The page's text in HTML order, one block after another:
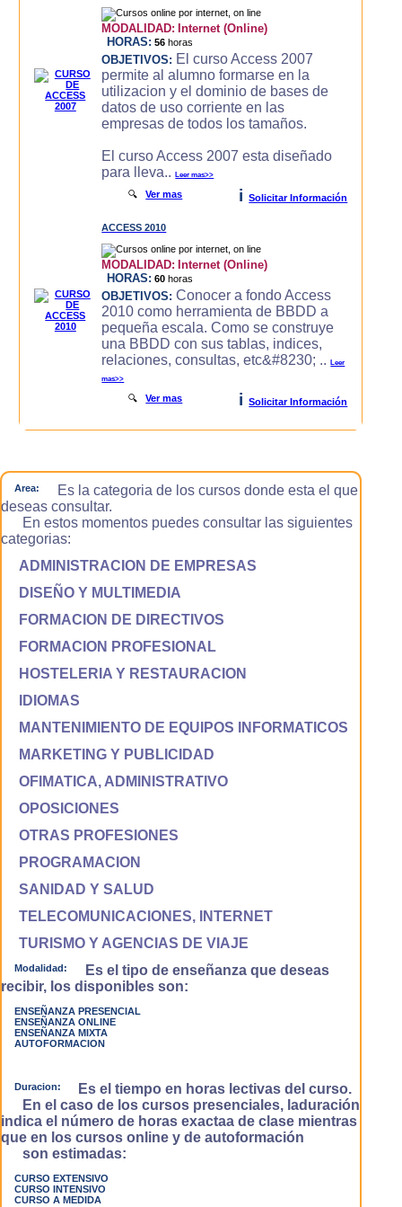
MODALIDAD: Internet (Online)
HORAS: 56 horas
OBJETIVOS: El curso Access 2007
permite al alumno formarse en la
utilizacion y el dominio de bases de
datos de uso corriente en las
empresas de todos los tamaños.
El curso Access 2007 esta diseñado
para lleva..Leer mas>>
🔍Ver mas i Solicitar Información
ACCESS 2010
MODALIDAD: Internet (Online)
HORAS: 60 horas
OBJETIVOS: Conocer a fondo Access
2010 como herramienta de BBDD a
pequeña escala. Como se construye
una BBDD con sus tablas, indices,
relaciones, consultas, etc&#8230; ..Leer
mas>>
🔍Ver mas i Solicitar Información
Area:
Es la categoria de los cursos donde esta el que
deseas consultar.
En estos momentos puedes consultar las siguientes
categorias:
ADMINISTRACION DE EMPRESAS
DISEÑO Y MULTIMEDIA
FORMACION DE DIRECTIVOS
FORMACION PROFESIONAL
HOSTELERIA Y RESTAURACION
IDIOMAS
MANTENIMIENTO DE EQUIPOS INFORMATICOS
MARKETING Y PUBLICIDAD
OFIMATICA, ADMINISTRATIVO
OPOSICIONES
OTRAS PROFESIONES
PROGRAMACION
SANIDAD Y SALUD
TELECOMUNICACIONES, INTERNET
TURISMO Y AGENCIAS DE VIAJE
Modalidad:
Es el tipo de enseñanza que deseas
recibir, los disponibles son:
ENSEÑANZA PRESENCIAL
ENSEÑANZA ONLINE
ENSEÑANZA MIXTA
AUTOFORMACION
Duracion:
Es el tiempo en horas lectivas del curso.
En el caso de los cursos presenciales, laduración
indica el número de horas exactaa de clase mientras
que en los cursos online y de autoformación
son estimadas:
CURSO EXTENSIVO
CURSO INTENSIVO
CURSO A MEDIDA